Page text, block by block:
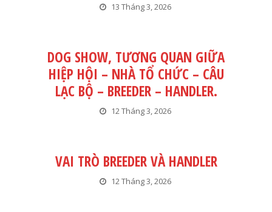
13 Tháng 3, 2026
DOG SHOW, TƯƠNG QUAN GIỮA
HIỆP HỘI – NHÀ TỔ CHỨC – CÂU
LẠC BỘ – BREEDER – HANDLER.
12 Tháng 3, 2026
VAI TRÒ BREEDER VÀ HANDLER
12 Tháng 3, 2026